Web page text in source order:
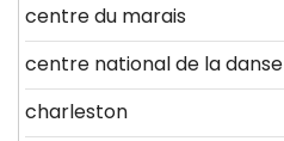
centre du marais
centre national de la danse
charleston